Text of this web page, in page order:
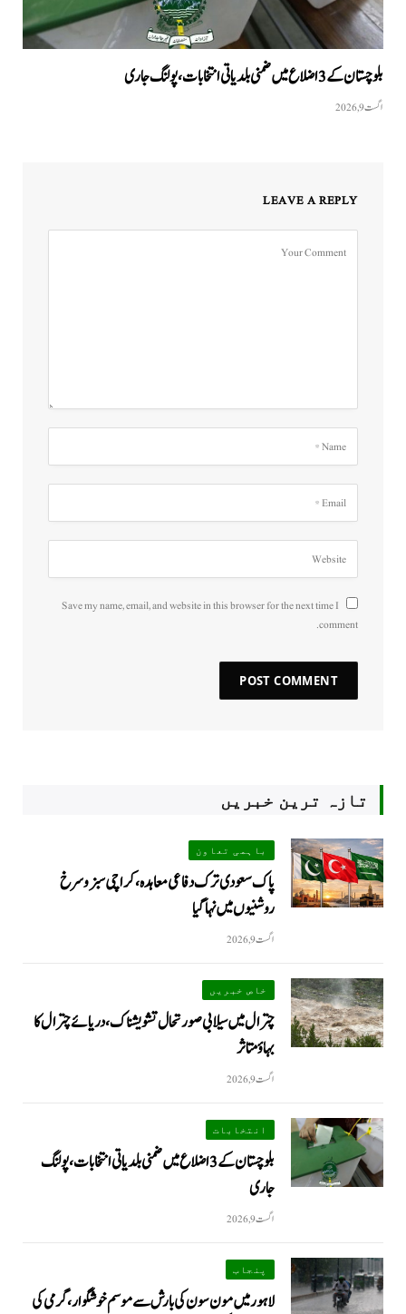
بلوچستان کے 3 اضلاع میں ضمنی بلدیاتی انتخابات، پولنگ جاری
اگست 9, 2026
LEAVE A REPLY
Save my name, email, and website in this browser for the next time I
comment.
تازہ ترین خبریں
باہمی تعاون
پاک سعودی ترک دفاعی معاہدہ، کراچی سبز و سرخ
روشنیوں میں نہا گیا
اگست 9, 2026
خاص خبریں
چترال میں سیلابی صورتحال تشویشناک، دریائے چترال کا
بہاؤ متاثر
اگست 9, 2026
انتخابات
بلوچستان کے 3 اضلاع میں ضمنی بلدیاتی انتخابات، پولنگ
جاری
اگست 9, 2026
پنجاب
لاہور میں مون سون کی بارش سے موسم خوشگوار، گرمی کی